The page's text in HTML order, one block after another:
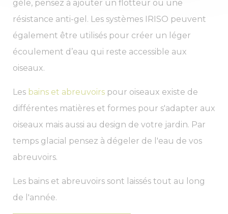
gèle, pensez à ajouter un flotteur ou une
résistance anti-gel. Les systèmes IRISO peuvent
également être utilisés pour créer un léger
écoulement d’eau qui reste accessible aux
oiseaux.
Les bains et abreuvoirs pour oiseaux existe de
différentes matières et formes pour s'adapter aux
oiseaux mais aussi au design de votre jardin. Par
temps glacial pensez à dégeler de l'eau de vos
abreuvoirs.
Les bains et abreuvoirs sont laissés tout au long
de l'année.